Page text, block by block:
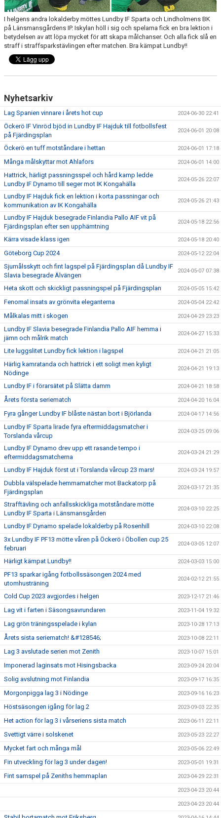
I helgens andra lokalderby möttes Lundby IF Sparta och Lindholmens BK
på Länsmansgårdens IP. Iskylan höll i sig och spelarna fick en bra lektion i
betydelsen av att löpa mycket för att skapa målchanser. Och alla fick slå en
straff i straffsparkstävlingen efter matchen. Bra kämpat Lundby!!
Nyhetsarkiv
Lag Spanien vinnare i årets hot cup 2024-06-30 22:41
Öckerö IF Vinröd bjöd in Lundby IF Hajduk till fotbollsfest
på Fjärdingsplan
2024-06-01 20:08
Öckerö en tuff motståndare i hettan 2024-06-01 17:18
Många målskyttar mot Ahlafors 2024-06-01 14:00
Hattrick, härligt passningsspel och hård kamp ledde
Lundby IF Dynamo till seger mot IK Kongahälla
2024-05-26 22:07
Lundby IF Hajduk fick en lektion i korta passningar och
kommunikation av IK Kongahälla
2024-05-26 21:43
Lundby IF Hajduk besegrade Finlandia Pallo AIF vit på
Fjärdingsplan efter sen upphämtning
2024-05-18 22:56
Kärra visade klass igen 2024-05-18 20:40
Göteborg Cup 2024 2024-05-12 22:04
Sjumålsskytt och fint lagspel på Fjärdingsplan då Lundby IF
Slavia besegrade Älvängen
2024-05-07 07:38
Heta skott och skickligt passningspel på Fjärdingsplan 2024-05-05 15:42
Fenomal insats av grönvita eleganterna 2024-05-04 22:42
Målkalas mitt i skogen 2024-04-29 23:23
Lundby IF Slavia besegrade Finlandia Pallo AIF hemma i
jämn och målrik match
2024-04-27 15:33
Lite luggslitet Lundby fick lektion i lagspel 2024-04-21 21:05
Härlig kamratanda och hattrick i ett soligt men kyligt
Nödinge
2024-04-21 19:13
Lundby IF i förarsätet på Slätta damm 2024-04-21 18:58
Årets första seriematch 2024-04-20 16:04
Fyra gånger Lundby IF blåste nästan bort i Björlanda 2024-04-17 14:56
Lundby IF Sparta lirade fyra eftermiddagsmatcher i
Torslanda vårcup
2024-03-25 09:06
Lundby IF Dynamo drev upp ett rasande tempo i
eftermiddagsmatcherna
2024-03-24 21:29
Lundby IF Hajduk först ut i Torslanda vårcup 23 mars! 2024-03-24 19:57
Dubbla välspelade hemmamatcher mot Backatorp på
Fjärdingsplan
2024-03-17 21:35
Strafftävling och anfallsskickliga motståndare mötte
Lundby IF Sparta i Länsmansgården
2024-03-10 22:25
Lundby IF Dynamo spelade lokalderby på Rosenhill 2024-03-10 22:08
3x Lundby IF PF13 mötte våren på Öckerö i Öbollen cup 25
februari
2024-03-05 12:07
Härligt kämpat Lundby!! 2024-03-03 15:00
PF13 sparkar igång fotbollssäsongen 2024 med
utomhusträning
2024-02-12 21:55
Cold Cup 2023 avgjordes i helgen 2023-12-17 21:46
Lag vit i farten i Säsongsavrundaren 2023-11-04 19:32
Lag grön träningsspelade i kylan 2023-10-28 17:13
Årets sista seriematch! &#128546; 2023-10-08 22:11
Lag 3 avslutade serien mot Zenith 2023-10-07 15:01
Imponerad laginsats mot Hisingsbacka 2023-09-24 20:04
Solig avslutning mot Finlandia 2023-09-17 16:35
Morgonpigga lag 3 i Nödinge 2023-09-16 16:23
Höstsäsongen igång för lag 2 2023-09-03 22:35
Het action för lag 3 i vårseriens sista match 2023-06-11 22:11
Svettigt värre i solskenet 2023-05-23 22:27
Mycket fart och många mål 2023-05-06 22:49
Fin utveckling för lag 3 under dagen! 2023-05-01 19:31
Fint samspel på Zeniths hemmaplan 2023-04-29 22:31
2023-04-23 20:44
2023-04-23 20:44